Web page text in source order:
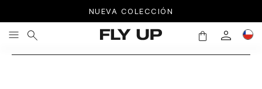
NUEVA COLECCIÓN